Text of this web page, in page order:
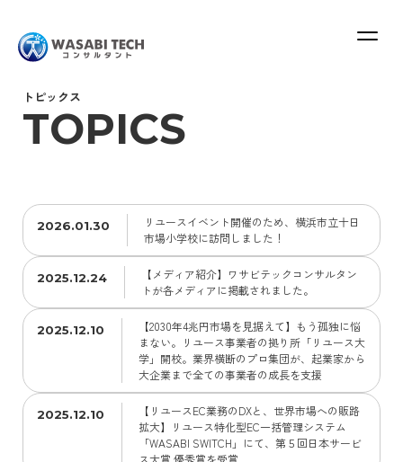
ABOUT
SERVICE
PLAN
MOVIE
RECRUIT
CONTACT
トピックス
2026.01.30
リユースイベント開催のため、横浜市立十日
市場小学校に訪問しました！
2025.12.24
【メディア紹介】ワサビテックコンサルタン
トが各メディアに掲載されました。
2025.12.10
【2030年4兆円市場を見据えて】もう孤独に悩
まない。リユース事業者の拠り所「リユース大
学」開校。業界横断のプロ集団が、起業家から
大企業まで全ての事業者の成長を支援
2025.12.10
【リユースEC業務のDXと、世界市場への販路
拡大】リユース特化型EC一括管理システム
「WASABI SWITCH」にて、第５回日本サービ
ス大賞 優秀賞を受賞